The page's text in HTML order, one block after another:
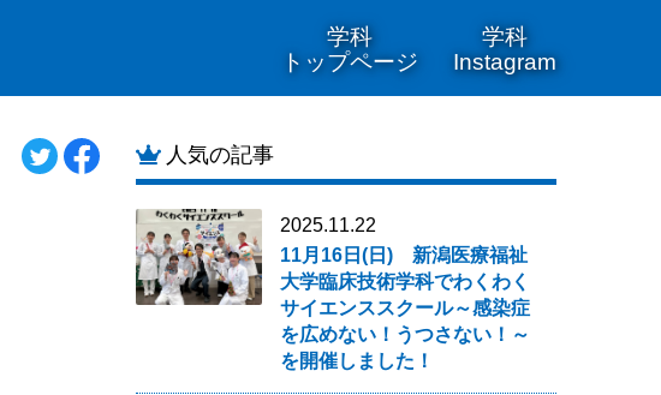
学科
トップページ
学科
Instagram
人気の記事
2025.11.22
11月16日(日) 新潟医療福祉
大学臨床技術学科でわくわく
サイエンススクール～感染症
を広めない！うつさない！～
を開催しました！